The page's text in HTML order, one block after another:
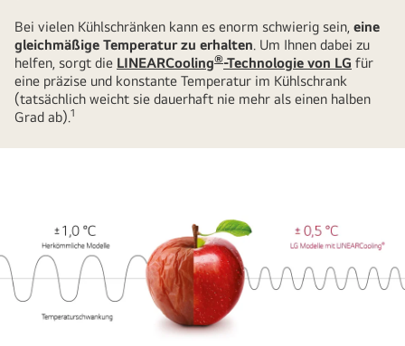
Bei vielen Kühlschränken kann es enorm schwierig sein, eine
gleichmäßige Temperatur zu erhalten. Um Ihnen dabei zu
helfen, sorgt die LINEARCooling®-Technologie von LG für
eine präzise und konstante Temperatur im Kühlschrank
(tatsächlich weicht sie dauerhaft nie mehr als einen halben
Grad ab).1